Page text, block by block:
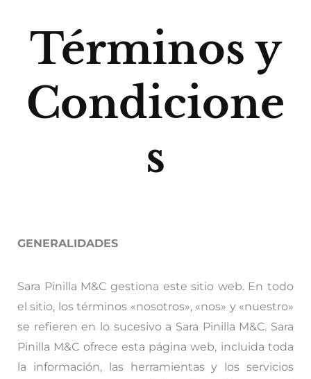
Términos y
Condicione
s
GENERALIDADES
Sara Pinilla M&C gestiona este sitio web. En todo
el sitio, los términos «nosotros», «nos» y «nuestro»
se refieren en lo sucesivo a Sara Pinilla M&C. Sara
Pinilla M&C ofrece esta página web, incluida toda
la información, las herramientas y los servicios